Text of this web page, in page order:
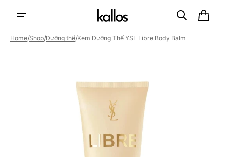
content
Cart
Home/Shop/Dưỡng thể/Kem Dưỡng Thể YSL Libre Body Balm